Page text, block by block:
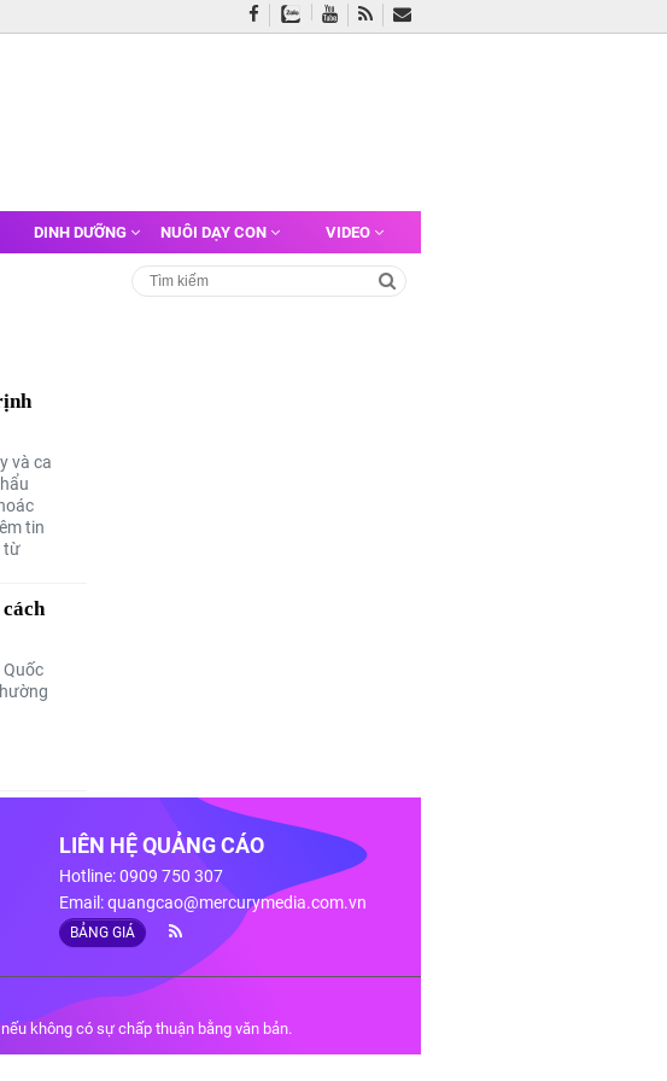
DINH DƯỠNG NUÔI DẠY CON VIDEO
và ca
tin
từ
Quốc
LIÊN HỆ QUẢNG CÁO
Hotline: 0909 750 307
Email:quangcao@mercurymedia.com.vn
BẢNG GIÁ
không có sự chấp thuận bằng văn bản.